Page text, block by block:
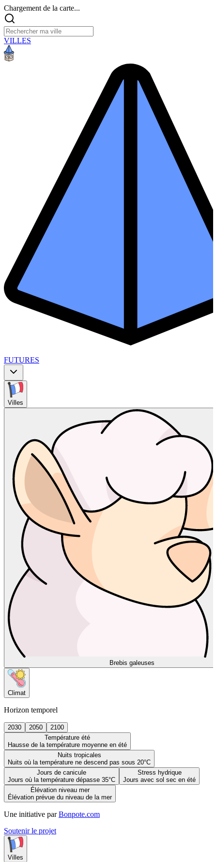
Chargement de la carte...
VILLES
FUTURES
Villes
Brebis galeuses
Climat
Horizon temporel
2030 2050
2100
Température été
Hausse de la température moyenne en été
Nuits tropicales
Nuits où la température ne descend pas sous 20°C
Jours de canicule
Jours où la température dépasse 35°C
Stress hydrique
Jours avec sol sec en été
Élévation niveau mer
Élévation prévue du niveau de la mer
Une initiative par Bonpote.com
Soutenir le projet
Villes